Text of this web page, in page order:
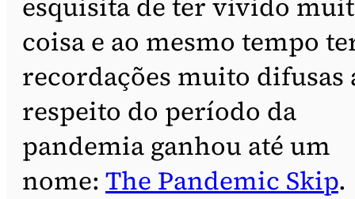
coisa e ao mesmo tempo
recordações muito difusas
respeito do período da
pandemia ganhou até um
nome: The Pandemic Skip.